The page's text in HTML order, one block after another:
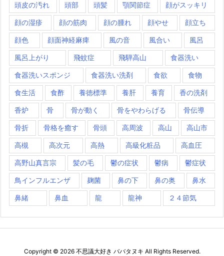
頭皮の汚れ 頭部 頭髪 顎関節症 顔がスッキリ
顔の湿疹 顔の筋肉 顔の腫れ 顔やせ 顔立ち
顔色 顔面神経麻痺 風の音 風合い 風呂
風呂上がり 飛蚊症 飛騨高山 食器洗い
食器洗いスポンジ 食器洗い洗剤 食欲 食物
食生活 食酢 養徳標準 養肝 養育 香の洗剤
香炉 骨 骨が動く 骨をやわらげる 骨伝導
骨折 骨格を癒す 骨頭 高周波 高山 高山市
高槻 高次元 高熱 高級化粧品 高血圧
高野山真言宗 髪の毛 鬱の症状 鬱病 鬱症状
鳥インフルエンザ 麹菌 鼻の下 鼻の奥 鼻水
鼻緒 鼻血 龍 龍神 ２４節気
Copyright © 2026 不思議大好き ババタヌキ All Rights Reserved.